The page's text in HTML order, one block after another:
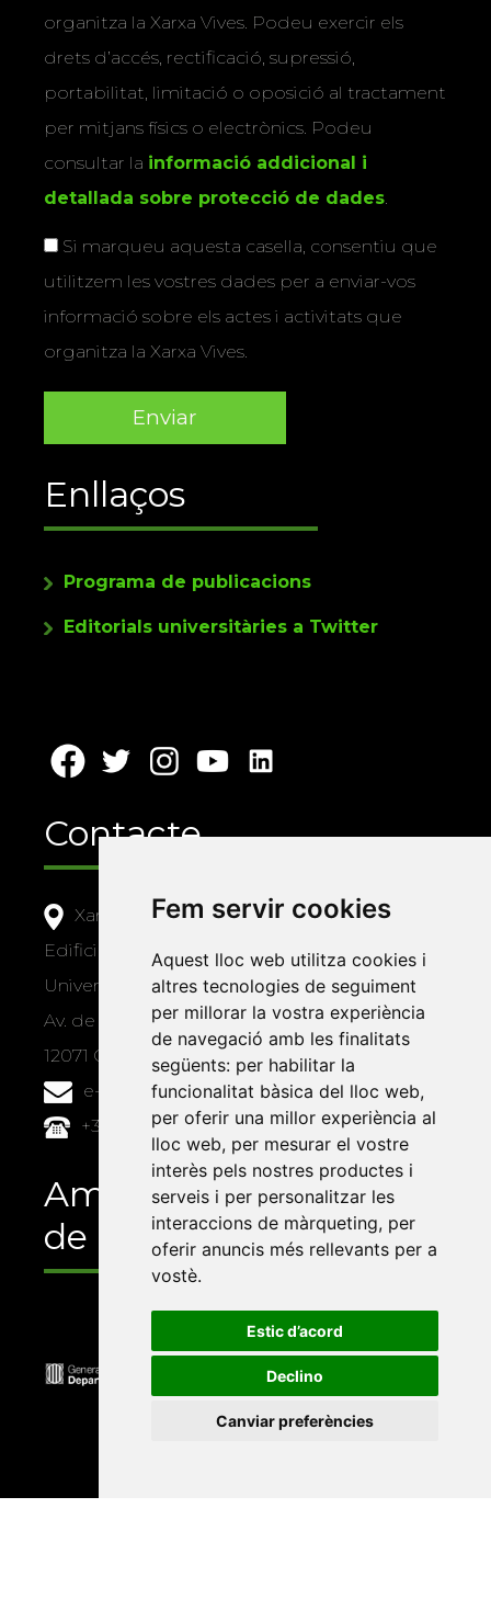
Fem servir cookies
Aquest lloc web utilitza cookies i
altres tecnologies de seguiment
per millorar la vostra experiència
de navegació amb les finalitats
següents: per habilitar la
funcionalitat bàsica del lloc web,
per oferir una millor experiència al
lloc web, per mesurar el vostre
interès pels nostres productes i
serveis i per personalitzar les
interaccions de màrqueting, per
oferir anuncis més rellevants per a
vostè.
Estic d’acord
Declino
Canviar preferències
organitza la Xarxa Vives. Podeu exercir els
drets d’accés, rectificació, supressió,
portabilitat, limitació o oposició al tractament
per mitjans físics o electrònics. Podeu
consultar la informació addicional i
detallada sobre protecció de dades.
Si marqueu aquesta casella, consentiu que
utilitzem les vostres dades per a enviar-vos
informació sobre els actes i activitats que
organitza la Xarxa Vives.
Enllaços
Programa de publicacions
Editorials universitàries a Twitter
Contacte
Xarxa Vives d'Universitats
Edifici Àgora
Universitat Jaume I, local 10
Av. de Vicent Sos Baynat, s/n
12071 Castelló de la Plana
e-buc@vives.org
+34 964 72 89 93
Amb el suport
de